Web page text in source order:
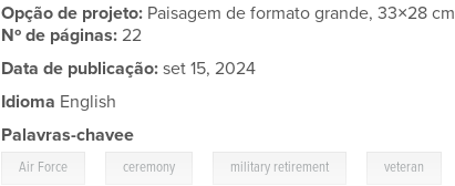
Opção de projeto: Paisagem de formato grande, 33×28 cm
Nº de páginas:22
Data de publicação: set 15, 2024
Idioma English
Palavras-chavee
Air Force ceremony military retirement veteran